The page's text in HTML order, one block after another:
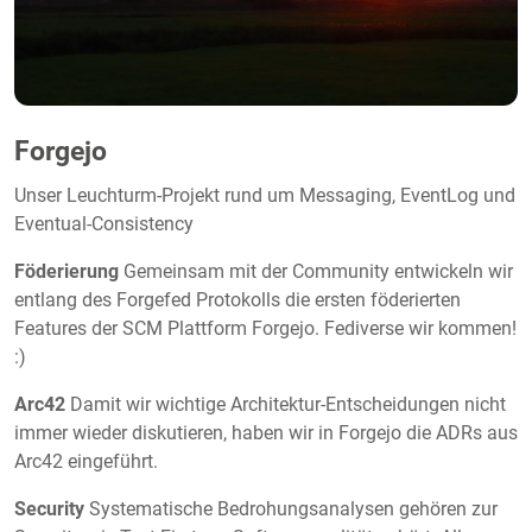
Forgejo
Unser Leuchturm-Projekt rund um Messaging, EventLog und
Eventual-Consistency
Föderierung Gemeinsam mit der Community entwickeln wir
entlang des Forgefed Protokolls die ersten föderierten
Features der SCM Plattform Forgejo. Fediverse wir kommen!
:)
Arc42 Damit wir wichtige Architektur-Entscheidungen nicht
immer wieder diskutieren, haben wir in Forgejo die ADRs aus
Arc42 eingeführt.
Security Systematische Bedrohungsanalysen gehören zur